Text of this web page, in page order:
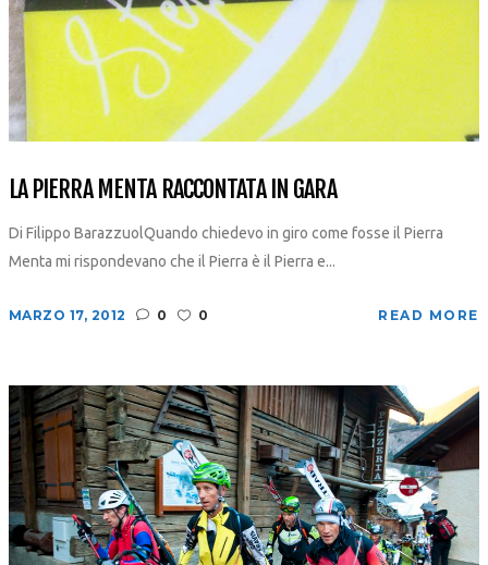
LA PIERRA MENTA RACCONTATA IN GARA
Di Filippo BarazzuolQuando chiedevo in giro come fosse il Pierra
Menta mi rispondevano che il Pierra è il Pierra e...
MARZO 17, 2012 0 0 READ MORE